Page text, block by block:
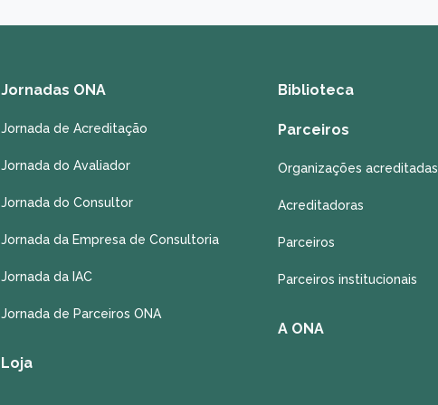
Jornadas ONA
Jornada de Acreditação
Jornada do Avaliador
Jornada do Consultor
Jornada da Empresa de Consultoria
Jornada da IAC
Jornada de Parceiros ONA
Loja
Biblioteca
Parceiros
Organizações acreditadas
Acreditadoras
Parceiros
Parceiros institucionais
A ONA